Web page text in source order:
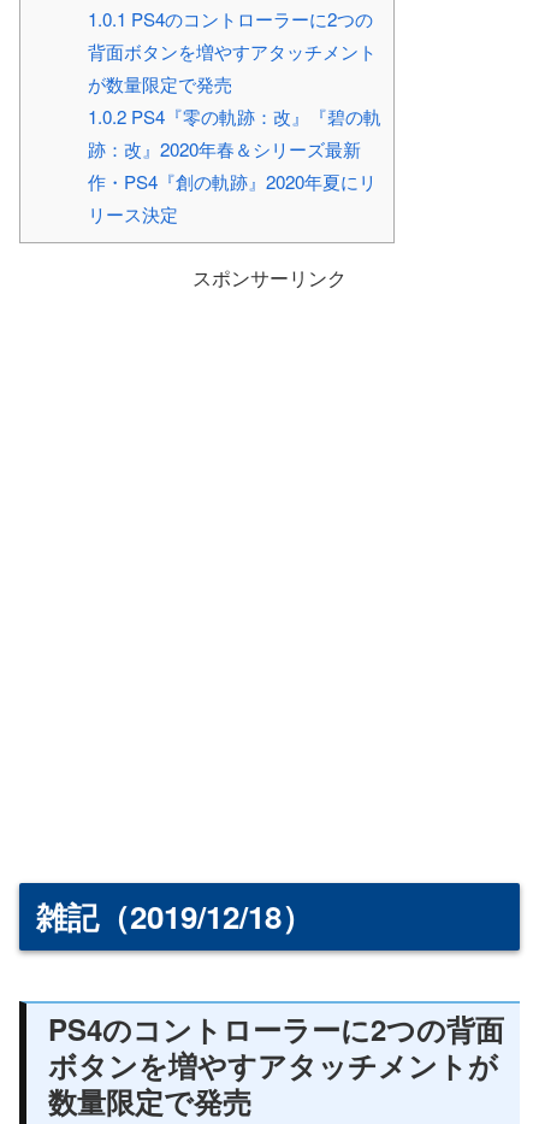
1.0.1 PS4のコントローラーに2つの
背面ボタンを増やすアタッチメント
が数量限定で発売
1.0.2PS4『零の軌跡：改』『碧の軌
跡：改』2020年春＆シリーズ最新
作・PS4『創の軌跡』2020年夏にリ
リース決定
スポンサーリンク
雑記（2019/12/18）
PS4のコントローラーに2つの背面
ボタンを増やすアタッチメントが
数量限定で発売